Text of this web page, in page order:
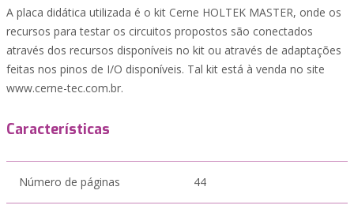
A placa didática utilizada é o kit Cerne HOLTEK MASTER, onde os
recursos para testar os circuitos propostos são conectados
através dos recursos disponíveis no kit ou através de adaptações
feitas nos pinos de I/O disponíveis. Tal kit está à venda no site
www.cerne-tec.com.br.
Características
Número de páginas 44